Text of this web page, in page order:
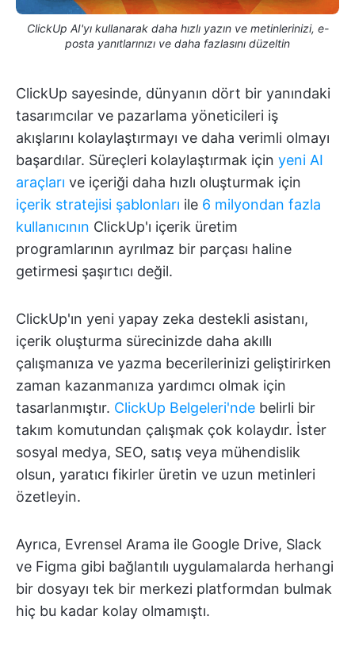
ClickUp AI'yı kullanarak daha hızlı yazın ve metinlerinizi, e-
posta yanıtlarınızı ve daha fazlasını düzeltin
ClickUp sayesinde, dünyanın dört bir yanındaki
tasarımcılar ve pazarlama yöneticileri iş
akışlarını kolaylaştırmayı ve daha verimli olmayı
başardılar. Süreçleri kolaylaştırmak için yeni AI
araçları ve içeriği daha hızlı oluşturmak için
içerik stratejisi şablonları ile 6 milyondan fazla
kullanıcının ClickUp'ı içerik üretim
programlarının ayrılmaz bir parçası haline
getirmesi şaşırtıcı değil.
ClickUp'ın yeni yapay zeka destekli asistanı,
içerik oluşturma sürecinizde daha akıllı
çalışmanıza ve yazma becerilerinizi geliştirirken
zaman kazanmanıza yardımcı olmak için
tasarlanmıştır. ClickUp Belgeleri'nde belirli bir
takım komutundan çalışmak çok kolaydır. İster
sosyal medya, SEO, satış veya mühendislik
olsun, yaratıcı fikirler üretin ve uzun metinleri
özetleyin.
Ayrıca, Evrensel Arama ile Google Drive, Slack
ve Figma gibi bağlantılı uygulamalarda herhangi
bir dosyayı tek bir merkezi platformdan bulmak
hiç bu kadar kolay olmamıştı.